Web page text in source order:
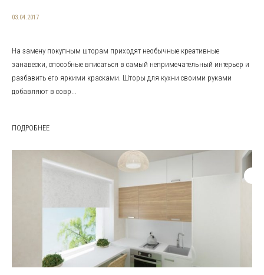
03.04.2017
На замену покупным шторам приходят необычные креативные
занавески, способные вписаться в самый непримечательный интерьер и
разбавить его яркими красками. Шторы для кухни своими руками
добавляют в совр...
ПОДРОБНЕЕ